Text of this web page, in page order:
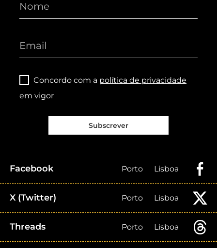
Concordo com a política de privacidade
em vigor
Subscrever
Facebook Porto Lisboa
X (Twitter) Porto Lisboa
Threads Porto Lisboa